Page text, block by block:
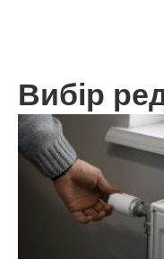
Вибір